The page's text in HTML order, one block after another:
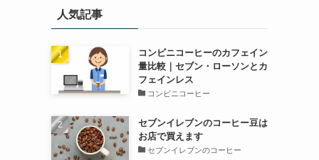
人気記事
コンビニコーヒーのカフェイン
量比較｜セブン・ローソンとカ
フェインレス
コンビニコーヒー
セブンイレブンのコーヒー豆は
お店で買えます
セブンイレブンのコーヒー